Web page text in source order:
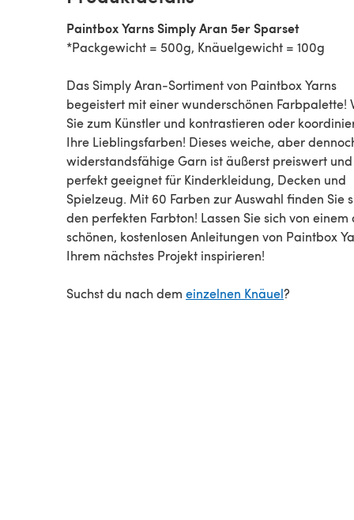
Paintbox Yarns Simply Aran 5er Sparset
*Packgewicht = 500g, Knäuelgewicht = 100g
Das Simply Aran-Sortiment von Paintbox Yarns
begeistert mit einer wunderschönen Farbpalette!
Sie zum Künstler und kontrastieren oder
Ihre Lieblingsfarben! Dieses weiche, aber
widerstandsfähige Garn ist äußerst preiswert und
perfekt geeignet für Kinderkleidung, Decken und
Spielzeug. Mit 60 Farben zur Auswahl finden Sie
den perfekten Farbton! Lassen Sie sich von einem
schönen, kostenlosen Anleitungen von Paintbox
Ihrem nächstes Projekt inspirieren!
Suchst du nach dem einzelnen Knäuel?